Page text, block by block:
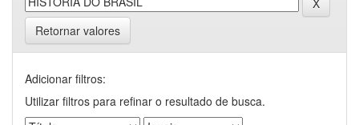
Retornar valores
Adicionar filtros:
Utilizar filtros para refinar o resultado de busca.